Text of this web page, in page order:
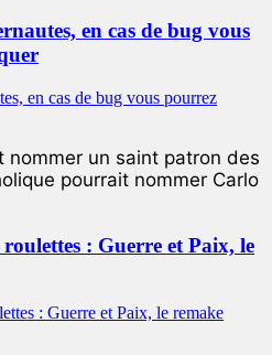
en cas de bug vous
nommer un saint patron des
pourrait nommer Carlo
: Guerre et Paix, le